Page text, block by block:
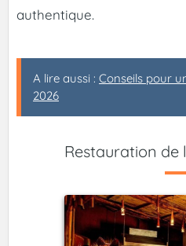
authentique.
A lire aussi : Conseils pour
2026
Restauration de